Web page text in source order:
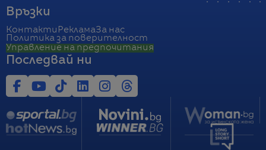
Връзки
Контакти РекламаЗа нас
Политика за поверителност
Управление на предпочитания
Последвай ни